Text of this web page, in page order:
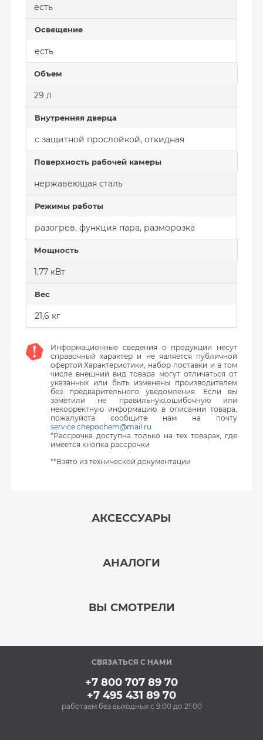
есть
Освещение
есть
Объем
29 л
Внутренняя дверца
с защитной прослойкой, откидная
Поверхность рабочей камеры
нержавеющая сталь
Режимы работы
разогрев, функция пара, разморозка
Мощность
1,77 кВт
Вес
21,6 кг
Информационные сведения о продукции несут
справочный характер и не является публичной
офертой.Характеристики, набор поставки и в том
числе внешний вид товара могут отличаться от
указанных или быть изменены производителем
без предварительного уведомления. Если вы
заметили не правильную,ошибочную или
некорректную информацию в описании товара,
пожалуйста сообщите нам на почту
service.chepochem@mail.ru
*Рассрочка доступна только на тех товарах, где
имеется кнопка рассрочки
**Взято из технической документации
АКСЕССУАРЫ
АНАЛОГИ
ВЫ СМОТРЕЛИ
В наличии
СВЯЗАТЬСЯ С НАМИ
+7 800 707 89 70
+7 495 431 89 70
работаем без выходных с 9:00 до 21:00